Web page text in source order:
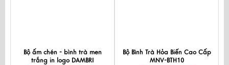
Bộ ấm chén - bình trà men
trắng in logo DAMBRI
Bộ Bình Trà Hỏa Biến Cao Cấp
MNV-BTH10